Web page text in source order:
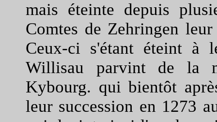
mais éteinte depuis
Comtes de Zehringen
Ceux-ci s'étant éteint à
Willisau parvint de la
Kybourg. qui bientôt
leur succession en 1273